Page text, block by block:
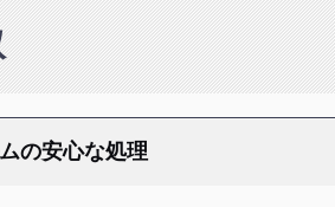
の安心な処理